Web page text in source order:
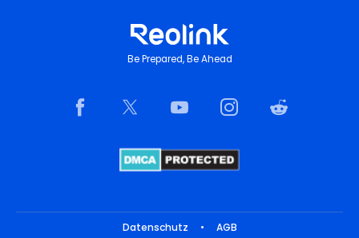
Be Prepared, Be Ahead
Datenschutz • AGB